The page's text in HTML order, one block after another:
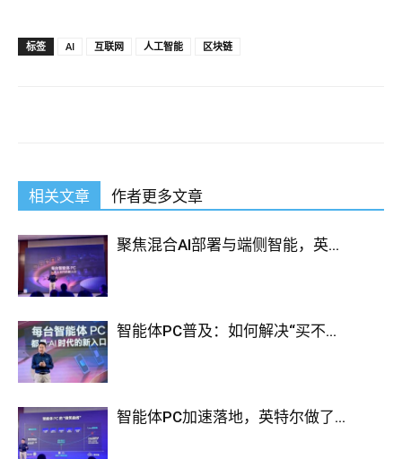
标签 AI 互联网 人工智能 区块链
相关文章 作者更多文章
聚焦混合AI部署与端侧智能，英...
智能体PC普及：如何解决“买不...
智能体PC加速落地，英特尔做了...